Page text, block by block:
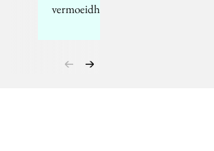
vermoeidheid,…